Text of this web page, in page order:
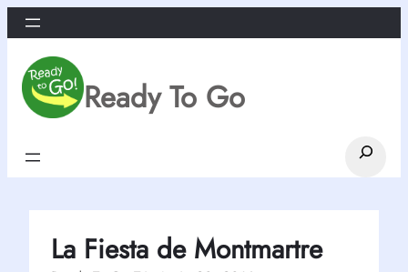
Saltar
al
contenido
Ready To Go
Search
La Fiesta de Montmartre